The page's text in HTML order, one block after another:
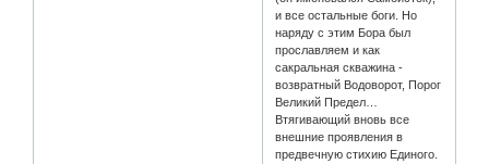
и все остальные боги. Но
наряду с этим Бора был
прославляем и как
сакральная скважина -
возвратный Водоворот, Порог
Великий Предел…
Втягивающий вновь все
внешние проявления в
предвечную стихию Единого.